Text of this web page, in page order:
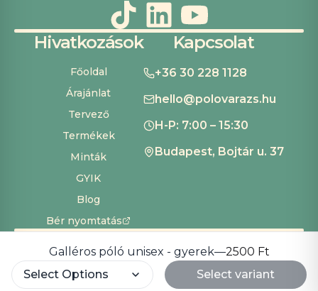
Galléros póló unisex - gyerek—2500 Ft
Select Options
Select variant
Hivatkozások
Főoldal
Árajánlat
Tervező
Termékek
Minták
GYIK
Blog
Bér nyomtatás
Kapcsolat
+36 30 228 1128
hello@polovarazs.hu
H-P: 7:00 – 15:30
Budapest, Bojtár u. 37
Copyright ©2026
Pólóvarázs
Development by
Cardinal Dev Solutions